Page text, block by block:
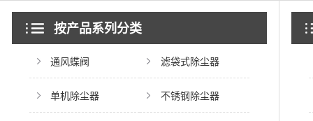
按产品系列分类
通风蝶阀 滤袋式除尘器
单机除尘器 不锈钢除尘器